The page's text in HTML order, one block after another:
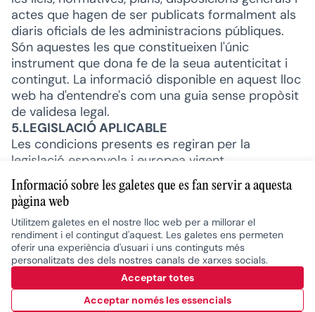
Informació sobre les galetes que es fan servir a aquesta
pàgina web
Utilitzem galetes en el nostre lloc web per a millorar el
rendiment i el contingut d'aquest. Les galetes ens permeten
oferir una experiència d'usuari i uns continguts més
personalitzats des dels nostres canals de xarxes socials.
Acceptar totes
Acceptar només les essencials
actes que hagen de ser publicats formalment als
diaris oficials de les administracions públiques.
Són aquestes les que constitueixen l'únic
instrument que dona fe de la seua autenticitat i
contingut. La informació disponible en aquest lloc
web ha d'entendre's com una guia sense propòsit
de validesa legal.
5.LEGISLACIÓ APLICABLE
Les condicions presents es regiran per la
legislació espanyola i europea vigent.
Termes i condicions d'ús
Configuració de les galetes
Català
Elegir el idiomaTriar la llengua Escolher idiomaChoose language